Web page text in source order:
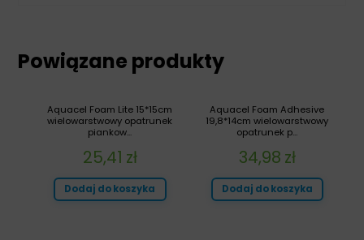
Powiązane produkty
Aquacel Foam Adhesive
19,8*14cm wielowarstwowy
opatrunek p...
34,98 zł
Dodaj do koszyka
Aquacel Foam Lite 15*15cm
wielowarstwowy opatrunek
piankow...
25,41 zł
Dodaj do koszyka